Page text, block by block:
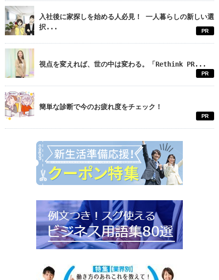
入社後に家探しを始める人必見！ 一人暮らしの新しい選
択...
PR
視点を変えれば、世の中は変わる。「Rethink PR...
PR
簡単な診断で今のお疲れ度をチェック！
PR